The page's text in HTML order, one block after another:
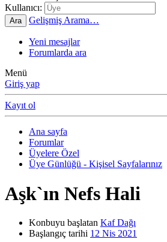
Kullanıcı:
Ara Gelişmiş Arama…
Yeni mesajlar
Forumlarda ara
Menü
Giriş yap
Kayıt ol
Ana sayfa
Forumlar
Üyelere Özel
Üye Günlüğü - Kişisel Sayfalarınız
Aşk`ın Nefs Hali
Konbuyu başlatan Kaf Dağı
Başlangıç tarihi 12 Nis 2021